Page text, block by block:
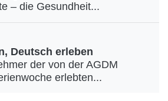
– die Gesundheit...
Deutsch erleben
der von der AGDM
erlebten...